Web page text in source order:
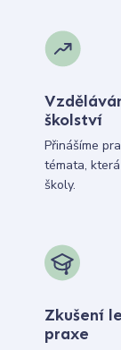
školství
Přinášíme
témata,
školy.
Zkušení
praxe